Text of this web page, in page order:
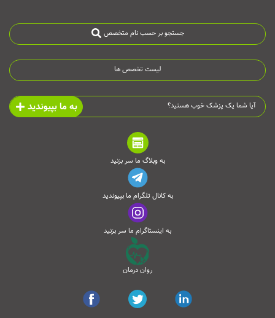
جستجو بر حسب نام متخصص
لیست تخصص ها
آیا شما یک پزشک خوب هستید؟ به ما بپیوندید
به وبلاگ ما سر بزنید
به کانال تلگرام ما بپیوندید
به اینستاگرام ما سر بزنید
روان درمان